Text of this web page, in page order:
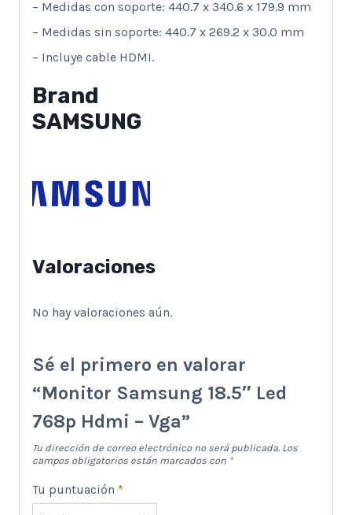
– Medidas con soporte: 440.7 x 340.6 x 179.9 mm
– Medidas sin soporte: 440.7 x 269.2 x 30.0 mm
– Incluye cable HDMI.
Brand
SAMSUNG
Valoraciones
No hay valoraciones aún.
Sé el primero en valorar
“Monitor Samsung 18.5″ Led
768p Hdmi – Vga”
Tu dirección de correo electrónico no será publicada. Los
campos obligatorios están marcados con *
Tu puntuación *